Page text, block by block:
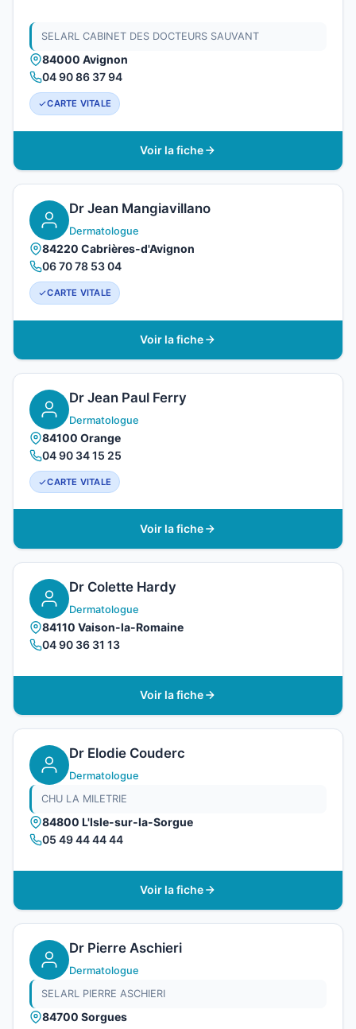
SELARL CABINET DES DOCTEURS SAUVANT
84000 Avignon
04 90 86 37 94
CARTE VITALE
Voir la fiche
Dr Jean Mangiavillano
Dermatologue
84220 Cabrières-d'Avignon
06 70 78 53 04
CARTE VITALE
Voir la fiche
Dr Jean Paul Ferry
Dermatologue
84100 Orange
04 90 34 15 25
CARTE VITALE
Voir la fiche
Dr Colette Hardy
Dermatologue
84110 Vaison-la-Romaine
04 90 36 31 13
Voir la fiche
Dr Elodie Couderc
Dermatologue
CHU LA MILETRIE
84800 L'Isle-sur-la-Sorgue
05 49 44 44 44
Voir la fiche
Dr Pierre Aschieri
Dermatologue
SELARL PIERRE ASCHIERI
84700 Sorgues